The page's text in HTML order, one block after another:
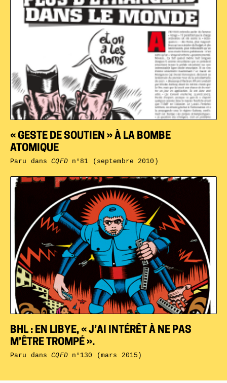
BHL : EN LIBYE, « J’AI INTÉRÊT À NE PAS
M’ÊTRE TROMPÉ ».
Paru dansCQFDn°130 (mars 2015)
« GESTE DE SOUTIEN » À LA BOMBE
ATOMIQUE
Paru dansCQFDn°81 (septembre 2010)